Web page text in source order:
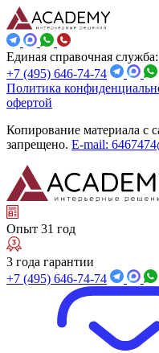
Единая справочная служба:
+7 (495) 646-74-74
Политика
офертой
Копирование материала с
запрещено. E-mail:
Опыт 31 год
3 года гарантии
+7 (495) 646-74-74